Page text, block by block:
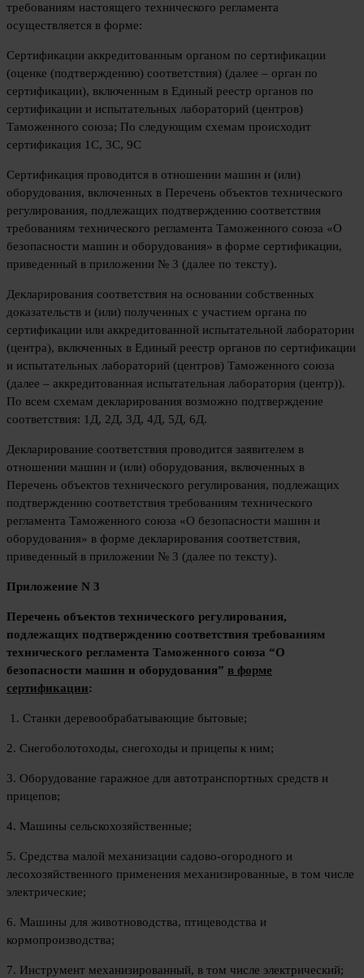
требованиям настоящего технического регламента
осуществляется в форме:
Сертификации аккредитованным органом по сертификации
(оценке (подтверждению) соответствия) (далее – орган по
сертификации), включенным в Единый реестр органов по
сертификации и испытательных лабораторий (центров)
Таможенного союза; По следующим схемам происходит
сертификация 1С, 3С, 9С
Сертификация проводится в отношении машин и (или)
оборудования, включенных в Перечень объектов технического
регулирования, подлежащих подтверждению соответствия
требованиям технического регламента Таможенного союза «О
безопасности машин и оборудования» в форме сертификации,
приведенный в приложении № 3 (далее по тексту).
Декларирования соответствия на основании собственных
доказательств и (или) полученных с участием органа по
сертификации или аккредитованной испытательной лаборатории
(центра), включенных в Единый реестр органов по сертификации
и испытательных лабораторий (центров) Таможенного союза
(далее – аккредитованная испытательная лаборатория (центр)).
По всем схемам декларирования возможно подтверждение
соответствия: 1Д, 2Д, 3Д, 4Д, 5Д, 6Д.
Декларирование соответствия проводится заявителем в
отношении машин и (или) оборудования, включенных в
Перечень объектов технического регулирования, подлежащих
подтверждению соответствия требованиям технического
регламента Таможенного союза «О безопасности машин и
оборудования» в форме декларирования соответствия,
приведенный в приложении № 3 (далее по тексту).
Приложение N 3
Перечень объектов технического регулирования,
подлежащих подтверждению соответствия требованиям
технического регламента Таможенного союза “О
безопасности машин и оборудования” в форме
сертификации:
1. Станки деревообрабатывающие бытовые;
2. Снегоболотоходы, снегоходы и прицепы к ним;
3. Оборудование гаражное для автотранспортных средств и
прицепов;
4. Машины сельскохозяйственные;
5. Средства малой механизации садово-огородного и
лесохозяйственного применения механизированные, в том числе
электрические;
6. Машины для животноводства, птицеводства и
кормопроизводства;
7. Инструмент механизированный, в том числе электрический;